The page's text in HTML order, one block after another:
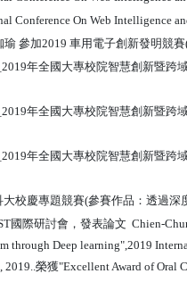
Conference On Web Intelligence
參加2019 車用電子創新發明競
年全國大專校院智慧創新暨跨
年全國大專校院智慧創新暨跨
年全國大專校院智慧創新暨跨
校慶專題競賽(參賽作品：透過
國際研討會，發表論文 Chien-
through Deep learning",2019
2019..榮獲"Excellent Award of Oral